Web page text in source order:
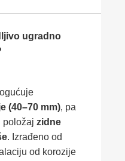
ugradno
(40–70 mm), pa
položaj zidne
. Izrađeno od
od korozije